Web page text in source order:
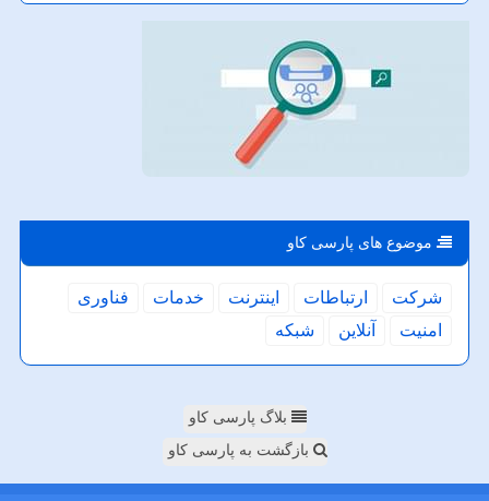
موضوع های پارسی كاو
شركت ارتباطات اینترنت خدمات
فناوری
امنیت
آنلاین شبكه
بلاگ پارسی کاو
بازگشت به پارسی کاو